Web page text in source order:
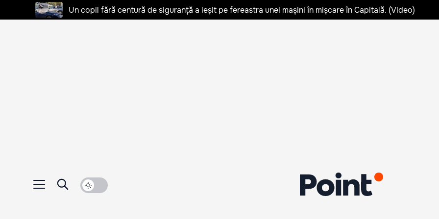
Un copil fără centură de siguranță a ieșit pe fereastra unei mașini în mișcare în Capitală. (Video)